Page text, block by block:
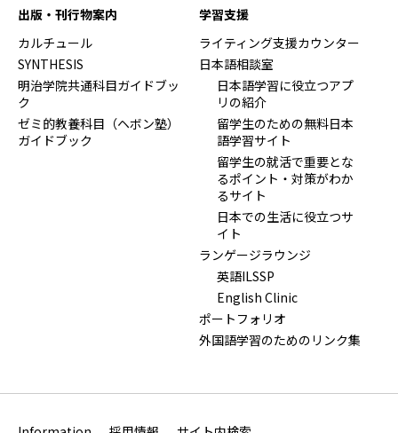
出版・刊行物案内
カルチュール
SYNTHESIS
明治学院共通科目ガイドブッ
ク
ゼミ的教養科目（ヘボン塾）
ガイドブック
学習支援
ライティング支援カウンター
日本語相談室
日本語学習に役立つアプ
リの紹介
留学生のための無料日本
語学習サイト
留学生の就活で重要とな
るポイント・対策がわか
るサイト
日本での生活に役立つサ
イト
ランゲージラウンジ
英語ILSSP
English Clinic
ポートフォリオ
外国語学習のためのリンク集